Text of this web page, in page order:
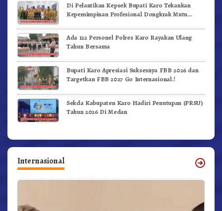
Di Pelantikan Kepsek Bupati Karo Tekankan
Kepemimpinan Profesional Dongkrak Mutu
Ada 122 Personel Polres Karo Rayakan Ulang
Tahun Bersama
Bupati Karo Apresiasi Suksesnya FBB 2026 dan
Targetkan FBB 2027 Go Internasional.!
Sekda Kabupaten Karo Hadiri Penutupan (PRSU)
Tahun 2026 Di Medan
Internasional